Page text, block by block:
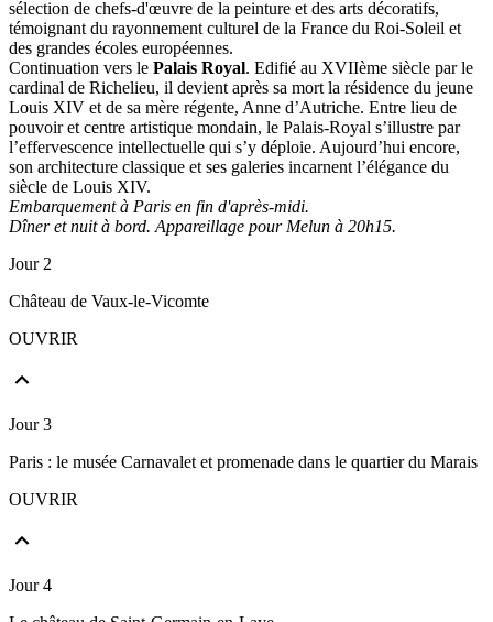
sélection de chefs-d'œuvre de la peinture et des arts décoratifs,
témoignant du rayonnement culturel de la France du Roi-Soleil et
des grandes écoles européennes.
Continuation vers le Palais Royal. Edifié au XVIIème siècle par le
cardinal de Richelieu, il devient après sa mort la résidence du jeune
Louis XIV et de sa mère régente, Anne d’Autriche. Entre lieu de
pouvoir et centre artistique mondain, le Palais-Royal s’illustre par
l’effervescence intellectuelle qui s’y déploie. Aujourd’hui encore,
son architecture classique et ses galeries incarnent l’élégance du
siècle de Louis XIV.
Embarquement à Paris en fin d'après-midi.
Dîner et nuit à bord. Appareillage pour Melun à 20h15.
Jour 2
Château de Vaux-le-Vicomte
OUVRIR
Jour 3
Paris : le musée Carnavalet et promenade dans le quartier du Marais
OUVRIR
Jour 4